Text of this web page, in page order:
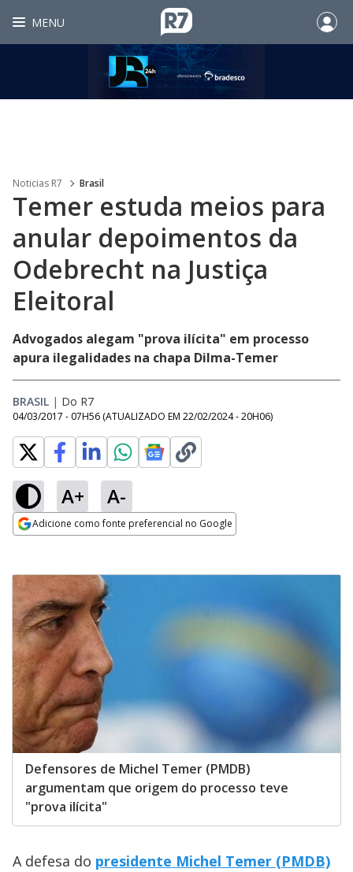
MENU
Noticias R7 Brasil
Temer estuda meios para
anular depoimentos da
Odebrecht na Justiça
Eleitoral
Advogados alegam "prova ilícita" em processo
apura ilegalidades na chapa Dilma-Temer
BRASIL | Do R7
04/03/2017 - 07H56 (ATUALIZADO EM 22/02/2024 - 20H06)
A+ A-
Adicione como fonte preferencial no Google
Defensores de Michel Temer (PMDB)
argumentam que origem do processo teve
"prova ilícita"
A defesa do presidente Michel Temer (PMDB)